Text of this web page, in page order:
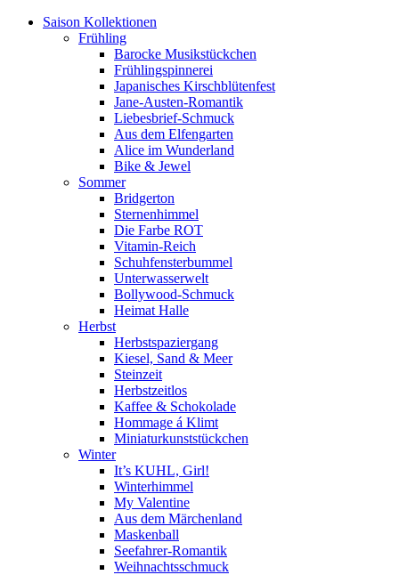
Saison Kollektionen
Frühling
Barocke Musikstückchen
Frühlingspinnerei
Japanisches Kirschblütenfest
Jane-Austen-Romantik
Liebesbrief-Schmuck
Aus dem Elfengarten
Alice im Wunderland
Bike & Jewel
Sommer
Bridgerton
Sternenhimmel
Die Farbe ROT
Vitamin-Reich
Schuhfensterbummel
Unterwasserwelt
Bollywood-Schmuck
Heimat Halle
Herbst
Herbstspaziergang
Kiesel, Sand & Meer
Steinzeit
Herbstzeitlos
Kaffee & Schokolade
Hommage á Klimt
Miniaturkunststückchen
Winter
It’s KUHL, Girl!
Winterhimmel
My Valentine
Aus dem Märchenland
Maskenball
Seefahrer-Romantik
Weihnachtsschmuck